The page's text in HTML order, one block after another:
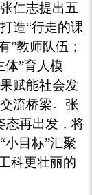
仁志提出五
造“行走的课
”教师队伍；
体”育人模
赋能社会发
流桥梁。张
态再出发，将
小目标”汇聚
科更壮丽的